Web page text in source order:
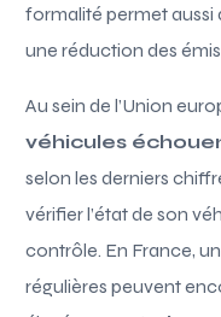
formalité permet aussi
une réduction des
Au sein de l’Union
véhicules
selon les derniers
vérifier l’état de son
contrôle. En France,
régulières peuvent